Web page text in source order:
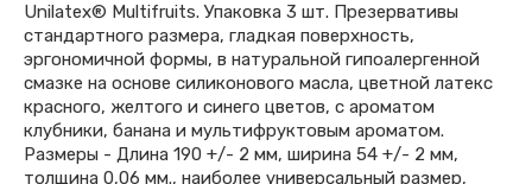
Unilatex® Multifruits. Упаковка 3 шт. Презервативы
стандартного размера, гладкая поверхность,
эргономичной формы, в натуральной гипоалергенной
смазке на основе силиконового масла, цветной латекс
красного, желтого и синего цветов, с ароматом
клубники, банана и мультифруктовым ароматом.
Размеры - Длина 190 +/- 2 мм, ширина 54 +/- 2 мм,
толщина 0,06 мм., наиболее универсальный размер,